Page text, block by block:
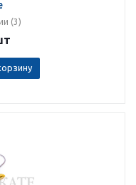
(3)